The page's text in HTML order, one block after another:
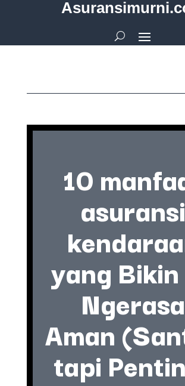
10
asuransi
yang
Ngerasa
Aman
tapi